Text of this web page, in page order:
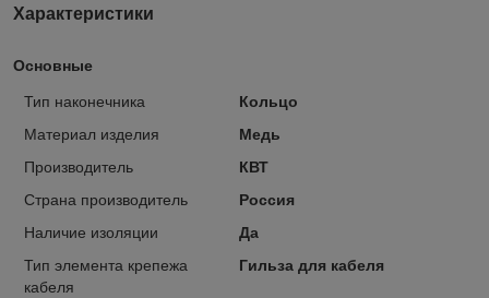
Характеристики
Основные
Тип наконечника
Кольцо
Материал изделия
Медь
Производитель
КВТ
Страна производитель
Россия
Наличие изоляции
Да
Тип элемента крепежа
кабеля
Гильза для кабеля